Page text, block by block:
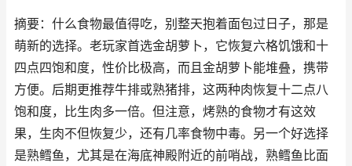
摘要：什么食物最值得吃，别整天抱着面包过日子，那是
萌新的选择。老玩家首选金胡萝卜，它恢复六格饥饿和十
四点四饱和度，性价比极高，而且金胡萝卜能堆叠，携带
方便。后期更推荐牛排或熟猪排，这两种肉恢复十二点八
饱和度，比生肉多一倍。但注意，烤熟的食物才有这效
果，生肉不但恢复少，还有几率食物中毒。另一个好选择
是熟鳕鱼，尤其是在海底神殿附近的前哨战，熟鳕鱼比面